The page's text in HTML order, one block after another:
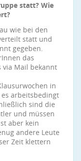
statt? Wie
wie bei den
statt und
gegeben.
das
via Mail bekannt
in
arbeitsbedingt
sind die
und müssen
aber kein
andere Leute
Zeit klettern